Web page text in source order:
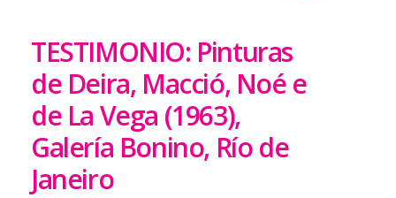
TESTIMONIO: Pinturas
de Deira, Macció, Noé e
de La Vega (1963),
Galería Bonino, Río de
Janeiro